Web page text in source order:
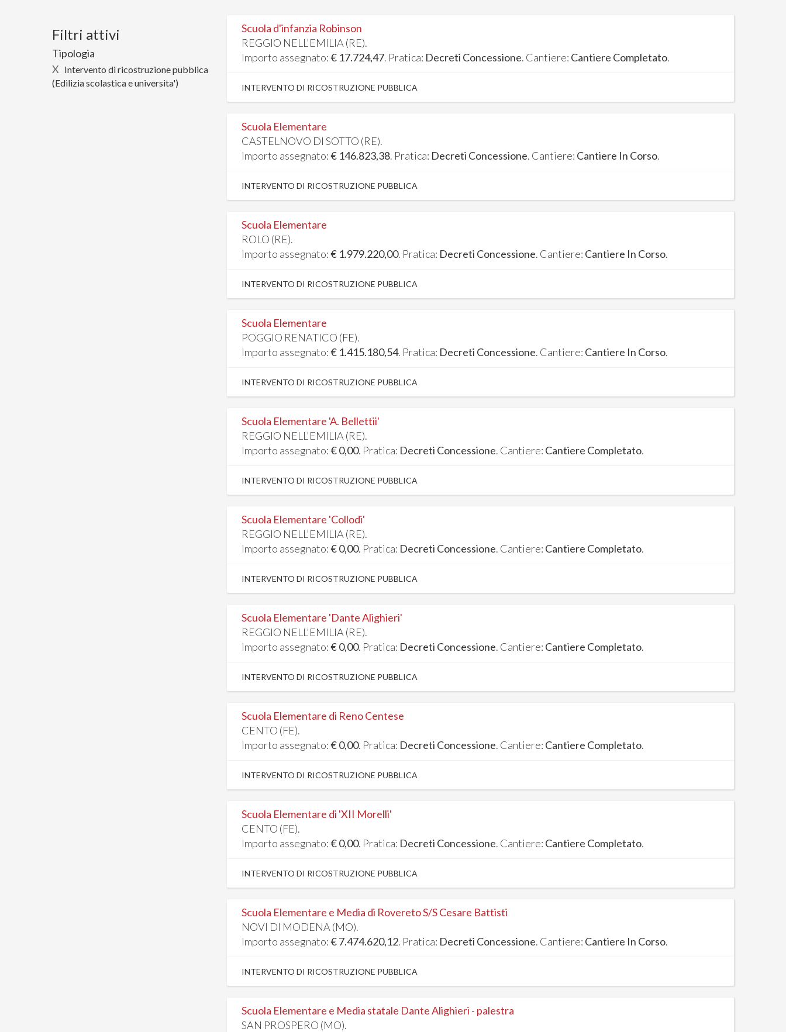
Filtri attivi
Tipologia
X Intervento di ricostruzione pubblica
(Edilizia scolastica e universita')
Scuola d'infanzia Robinson
REGGIO NELL'EMILIA (RE).
Importo assegnato:€ 17.724,47. Pratica: Decreti Concessione. Cantiere: Cantiere Completato.
INTERVENTO DI RICOSTRUZIONE PUBBLICA
Scuola Elementare
CASTELNOVO DI SOTTO (RE).
Importo assegnato:€ 146.823,38. Pratica: Decreti Concessione. Cantiere: Cantiere In Corso.
INTERVENTO DI RICOSTRUZIONE PUBBLICA
Scuola Elementare
ROLO (RE).
Importo assegnato:€ 1.979.220,00. Pratica: Decreti Concessione. Cantiere: Cantiere In Corso.
INTERVENTO DI RICOSTRUZIONE PUBBLICA
Scuola Elementare
POGGIO RENATICO (FE).
Importo assegnato:€ 1.415.180,54. Pratica: Decreti Concessione. Cantiere: Cantiere In Corso.
INTERVENTO DI RICOSTRUZIONE PUBBLICA
Scuola Elementare 'A. Bellettii'
REGGIO NELL'EMILIA (RE).
Importo assegnato:€ 0,00. Pratica: Decreti Concessione. Cantiere: Cantiere Completato.
INTERVENTO DI RICOSTRUZIONE PUBBLICA
Scuola Elementare 'Collodi'
REGGIO NELL'EMILIA (RE).
Importo assegnato:€ 0,00. Pratica: Decreti Concessione. Cantiere: Cantiere Completato.
INTERVENTO DI RICOSTRUZIONE PUBBLICA
Scuola Elementare 'Dante Alighieri'
REGGIO NELL'EMILIA (RE).
Importo assegnato:€ 0,00. Pratica: Decreti Concessione. Cantiere: Cantiere Completato.
INTERVENTO DI RICOSTRUZIONE PUBBLICA
Scuola Elementare di Reno Centese
CENTO (FE).
Importo assegnato:€ 0,00. Pratica: Decreti Concessione. Cantiere: Cantiere Completato.
INTERVENTO DI RICOSTRUZIONE PUBBLICA
Scuola Elementare di 'XII Morelli'
CENTO (FE).
Importo assegnato:€ 0,00. Pratica: Decreti Concessione. Cantiere: Cantiere Completato.
INTERVENTO DI RICOSTRUZIONE PUBBLICA
Scuola Elementare e Media di Rovereto S/S Cesare Battisti
NOVI DI MODENA (MO).
Importo assegnato:€ 7.474.620,12. Pratica: Decreti Concessione. Cantiere: Cantiere In Corso.
INTERVENTO DI RICOSTRUZIONE PUBBLICA
Scuola Elementare e Media statale Dante Alighieri - palestra
SAN PROSPERO (MO).